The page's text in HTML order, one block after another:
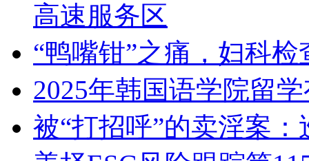
高速服务区
“鸭嘴钳”之痛，妇科
2025年韩国语学院留
被“打招呼”的卖淫案